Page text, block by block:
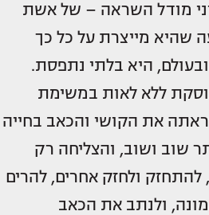
מודל השראה – של אשת
שהיא מייצרת על כל כך
היא בלתי נתפסת.
ללא לאות במשימת
את הקושי והכאב בחייה
שוב ושוב, והצליחה רק
ולחזק אחרים, להרים
ולנתב את הכאב